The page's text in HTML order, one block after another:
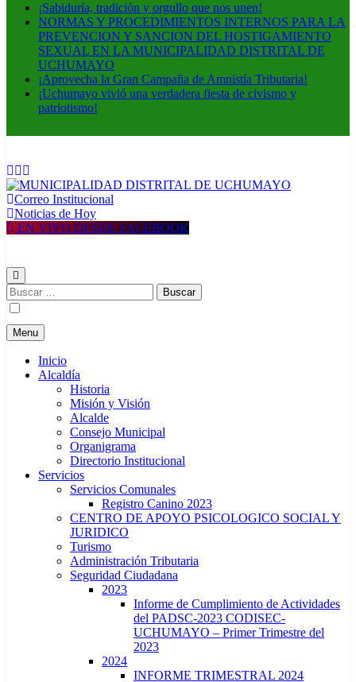
¡Sabiduría, tradición y orgullo que nos unen!
NORMAS Y PROCEDIMIENTOS INTERNOS PARA LA
PREVENCION Y SANCION DEL HOSTIGAMIENTO
SEXUAL EN LA MUNICIPALIDAD DISTRITAL DE
UCHUMAYO
¡Aprovecha la Gran Campaña de Amnistía Tributaria!
¡Uchumayo vivió una verdadera fiesta de civismo y
patriotismo!
MUNICIPALIDAD DISTRITAL DE UCHUMAYO
Construyendo una nueva Historia
Correo Institucional
Noticias de Hoy
EN VIVO DESDE FACEBOOK
Buscar:
Menu
Inicio
Alcaldía
Historia
Misión y Visión
Alcalde
Consejo Municipal
Organigrama
Directorio Institucional
Servicios
Servicios Comunales
Registro Canino 2023
CENTRO DE APOYO PSICOLOGICO SOCIAL Y
JURIDICO
Turismo
Administración Tributaria
Seguridad Ciudadana
2023
Informe de Cumplimiento de Actividades
del PADSC-2023 CODISEC-
UCHUMAYO – Primer Trimestre del
2023
2024
INFORME TRIMESTRAL 2024